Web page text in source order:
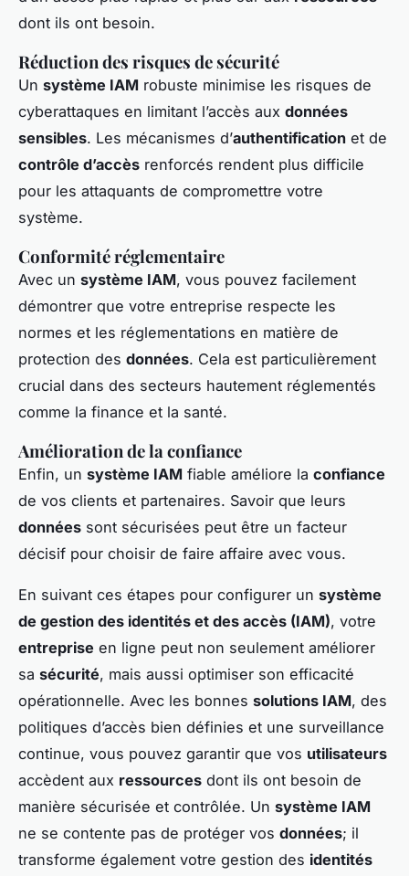
dont ils ont besoin.
Réduction des risques de sécurité
Un système IAM robuste minimise les risques de
cyberattaques en limitant l’accès aux données
sensibles. Les mécanismes d’authentification et de
contrôle d’accès renforcés rendent plus difficile
pour les attaquants de compromettre votre
système.
Conformité réglementaire
Avec un système IAM, vous pouvez facilement
démontrer que votre entreprise respecte les
normes et les réglementations en matière de
protection des données. Cela est particulièrement
crucial dans des secteurs hautement réglementés
comme la finance et la santé.
Amélioration de la confiance
Enfin, un système IAM fiable améliore la confiance
de vos clients et partenaires. Savoir que leurs
données sont sécurisées peut être un facteur
décisif pour choisir de faire affaire avec vous.
En suivant ces étapes pour configurer un système
de gestion des identités et des accès (IAM), votre
entreprise en ligne peut non seulement améliorer
sa sécurité, mais aussi optimiser son efficacité
opérationnelle. Avec les bonnes solutions IAM, des
politiques d’accès bien définies et une surveillance
continue, vous pouvez garantir que vos utilisateurs
accèdent aux ressources dont ils ont besoin de
manière sécurisée et contrôlée. Un système IAM
ne se contente pas de protéger vos données; il
transforme également votre gestion des identités